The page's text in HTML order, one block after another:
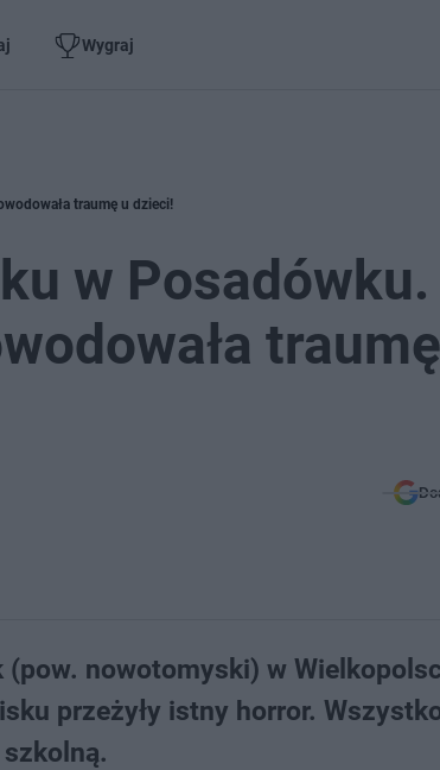
Wygraj
traumę u dzieci!
w Posadówku.
nowotomyski) w
przeżyły istny horror.